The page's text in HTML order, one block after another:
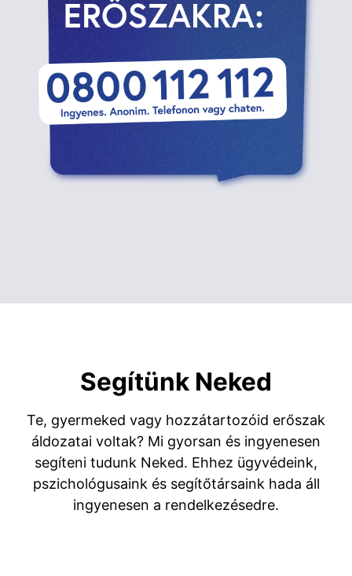
Segítünk Neked
Te, gyermeked vagy hozzátartozóid erőszak
áldozatai voltak? Mi gyorsan és ingyenesen
segíteni tudunk Neked. Ehhez ügyvédeink,
pszichológusaink és segítőtársaink hada áll
ingyenesen a rendelkezésedre.